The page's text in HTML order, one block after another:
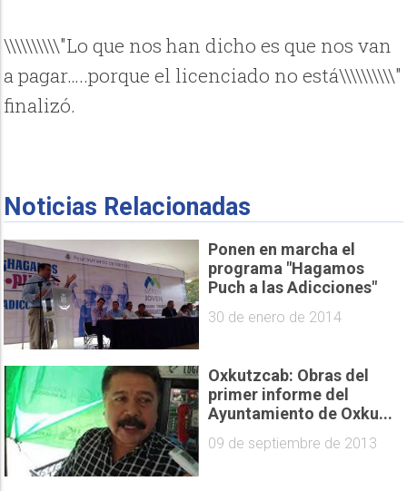
\\\\\\\\\\"Lo que nos han dicho es que nos van
a pagar…..porque el licenciado no está\\\\\\\\\\"
finalizó.
Noticias Relacionadas
Ponen en marcha el
programa "Hagamos
Puch a las Adicciones"
30 de enero de 2014
Oxkutzcab: Obras del
primer informe del
Ayuntamiento de Oxku...
09 de septiembre de 2013